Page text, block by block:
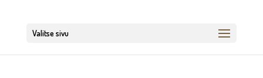
Valitse sivu